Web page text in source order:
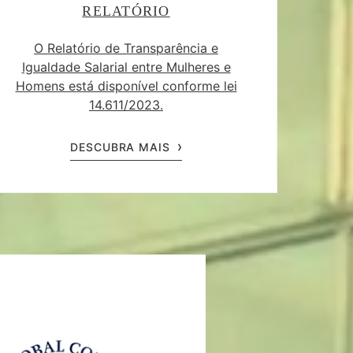
RELATÓRIO
O Relatório de Transparência e
Igualdade Salarial entre Mulheres e
Homens está disponível conforme lei
14.611/2023.
DESCUBRA MAIS